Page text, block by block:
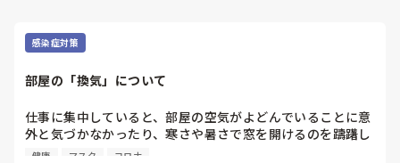
感染症対策
部屋の「換気」について
仕事に集中していると、部屋の空気がよどんでいることに意
外と気づかなかったり、寒さや暑さで窓を開けるのを躊躇し
たりしちゃいます。みなさんの今の仕事場は大丈夫ですか？
健康 マスク コロナ